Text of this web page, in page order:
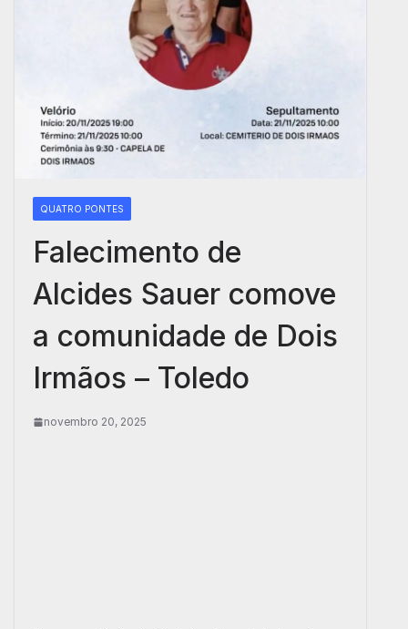
QUATRO PONTES
Falecimento de
Alcides Sauer comove
a comunidade de Dois
Irmãos – Toledo
novembro 20, 2025